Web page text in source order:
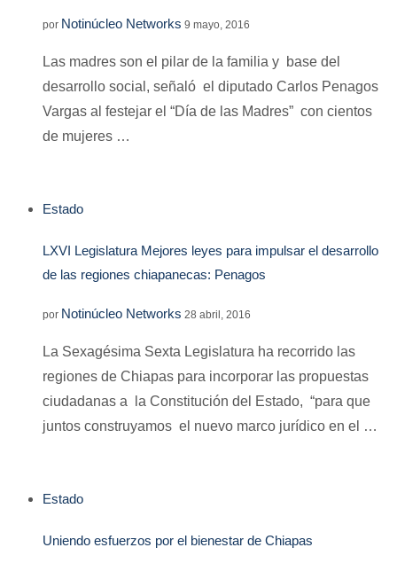
por Notinúcleo Networks 9 mayo, 2016
Las madres son el pilar de la familia y base del
desarrollo social, señaló el diputado Carlos Penagos
Vargas al festejar el “Día de las Madres” con cientos
de mujeres …
Estado
LXVI Legislatura Mejores leyes para impulsar el desarrollo
de las regiones chiapanecas: Penagos
por Notinúcleo Networks 28 abril, 2016
La Sexagésima Sexta Legislatura ha recorrido las
regiones de Chiapas para incorporar las propuestas
ciudadanas a la Constitución del Estado, “para que
juntos construyamos el nuevo marco jurídico en el …
Estado
Uniendo esfuerzos por el bienestar de Chiapas